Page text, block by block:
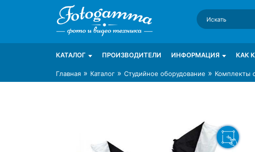
Интернет-магазин фототехники Foto-Gamma в
Магазин фотоаксессуаров foto-gamma.ru
КАТАЛОГ ПРОИЗВОДИТЕЛИ ИНФОРМАЦИЯ КАК
Главная » Каталог » Студийное оборудование » Комплекты